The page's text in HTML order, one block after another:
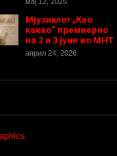
Мјузиклот „Као
какао“ премиерно
на 2 и 3 јуни во МНТ
април 24, 2026